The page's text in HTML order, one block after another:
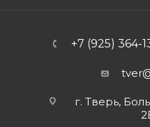
+7 (925) 364-
г. Тверь,